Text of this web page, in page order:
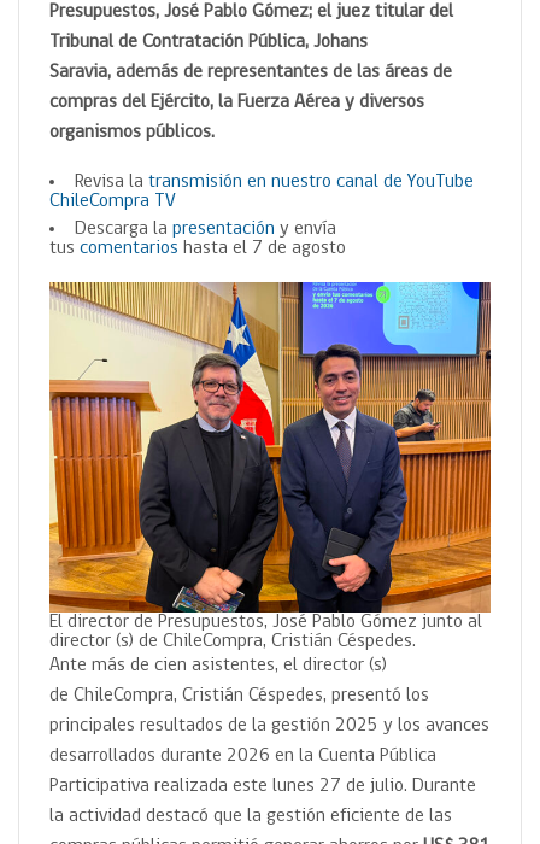
Presupuestos, José Pablo Gómez; el juez titular del
Tribunal de Contratación Pública, Johans
Saravia, además de representantes de las áreas de
compras del Ejército, la Fuerza Aérea y diversos
organismos públicos.
Revisa la transmisión en nuestro canal de YouTube
ChileCompra TV
Descarga la presentación y envía
tus comentarios hasta el 7 de agosto
El director de Presupuestos, José Pablo Gómez junto al
director (s) de ChileCompra, Cristián Céspedes.
Ante más de cien asistentes, el director (s)
de ChileCompra, Cristián Céspedes, presentó los
principales resultados de la gestión 2025 y los avances
desarrollados durante 2026 en la Cuenta Pública
Participativa realizada este lunes 27 de julio. Durante
la actividad destacó que la gestión eficiente de las